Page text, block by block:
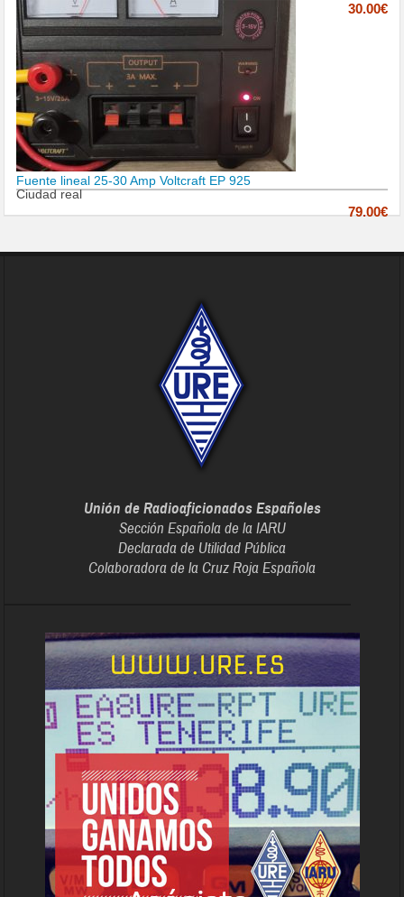
30.00€
Fuente lineal 25-30 Amp Voltcraft EP 925
Ciudad real
79.00€
Unión de Radioaficionados Españoles
Sección Española de la IARU
Declarada de Utilidad Pública
Colaboradora de la Cruz Roja Española